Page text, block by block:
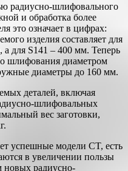
радиусно-шлифовального
и обработка более
это означает в цифрах:
изделия составляет для
для S141 – 400 мм. Теперь
шлифования диаметром
диаметры до 160 мм.
деталей, включая
шлифовальных
вес заготовки,
успешные модели CT, есть
в увеличении пользы
новых радиусно-